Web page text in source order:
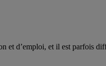
et d’emploi, et il est parfois